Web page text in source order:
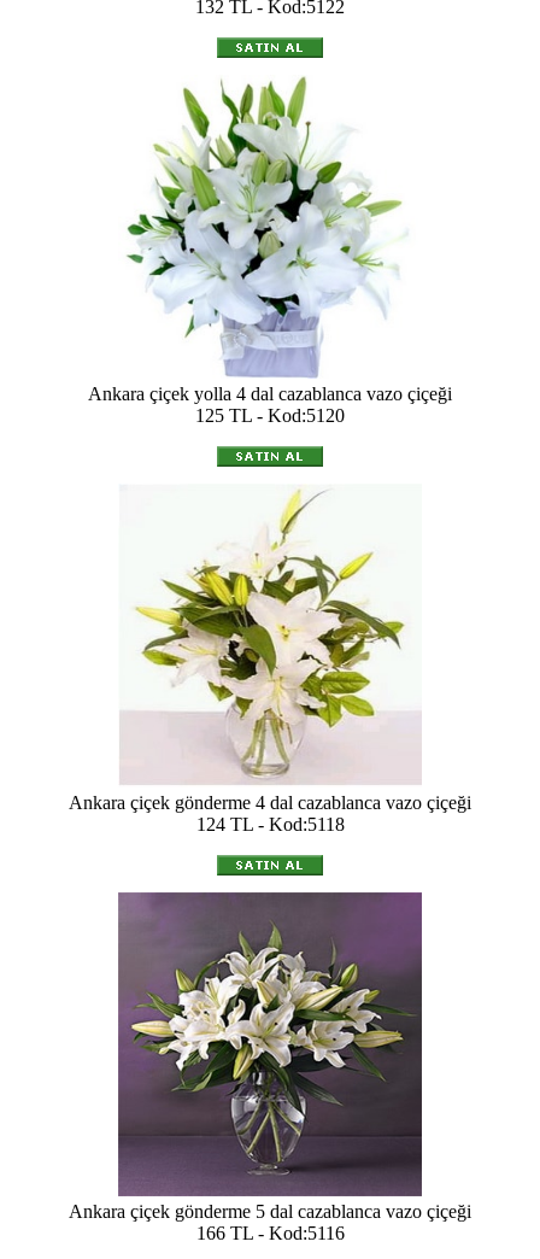
132 TL - Kod:5122
Ankara çiçek yolla 4 dal cazablanca vazo çiçeği
125 TL - Kod:5120
Ankara çiçek gönderme 4 dal cazablanca vazo çiçeği
124 TL - Kod:5118
Ankara çiçek gönderme 5 dal cazablanca vazo çiçeği
166 TL - Kod:5116